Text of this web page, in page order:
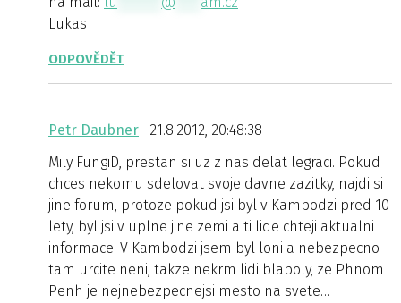
Lukas
ODPOVĚDĚT
Petr Daubner
21.8.2012, 20:48:38
Mily FungiD, prestan si uz z nas delat legraci. Pokud
chces nekomu sdelovat svoje davne zazitky, najdi si
jine forum, protoze pokud jsi byl v Kambodzi pred 10
lety, byl jsi v uplne jine zemi a ti lide chteji aktualni
informace. V Kambodzi jsem byl loni a nebezpecno
tam urcite neni, takze nekrm lidi blaboly, ze Phnom
Penh je nejnebezpecnejsi mesto na svete…